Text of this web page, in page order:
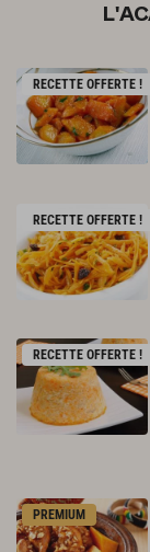
RECETTE OFFERTE !
RECETTE OFFERTE !
RECETTE OFFERTE !
PREMIUM